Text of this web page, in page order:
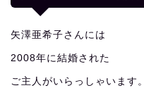
矢澤亜希子さんには
2008年に結婚された
ご主人がいらっしゃいます。